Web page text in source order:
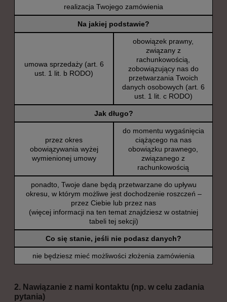
realizacja Twojego zamówienia
Na jakiej podstawie?
umowa sprzedaży (art. 6
ust. 1 lit. b RODO)
obowiązek prawny,
związany z
rachunkowością,
zobowiązujący nas do
przetwarzania Twoich
danych osobowych (art. 6
ust. 1 lit. c RODO)
Jak długo?
przez okres
obowiązywania wyżej
wymienionej umowy
do momentu wygaśnięcia
ciążącego na nas
obowiązku prawnego,
związanego z
rachunkowością
ponadto, Twoje dane będą przetwarzane do upływu
okresu, w którym możliwe jest dochodzenie roszczeń –
przez Ciebie lub przez nas
(więcej informacji na ten temat znajdziesz w ostatniej
tabeli tej sekcji)
Co się stanie, jeśli nie podasz danych?
nie będziesz mieć możliwości złożenia zamówienia
2. Nawiązanie z nami kontaktu (np. w celu zadania
pytania)